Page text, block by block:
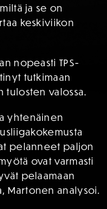
ja se on
keskiviikon
nopeasti TPS-
tutkimaan
tulosten valossa.
yhtenäinen
pelanneet paljon
ovat varmasti
pelaamaan
Martonen analysoi.